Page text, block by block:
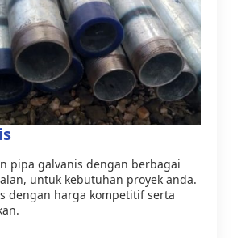
pipa galvanis dengan berbagai
untuk kebutuhan proyek anda.
dengan harga kompetitif serta